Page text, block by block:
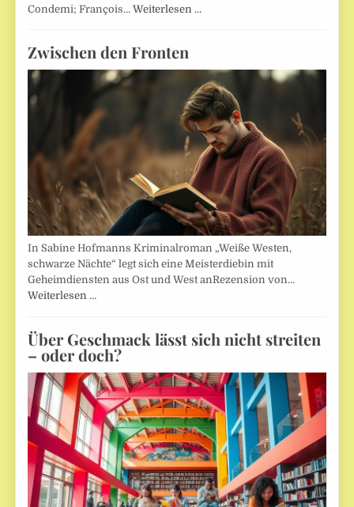
Condemi; François…Weiterlesen …
Zwischen den Fronten
In Sabine Hofmanns Kriminalroman „Weiße Westen,
schwarze Nächte“ legt sich eine Meisterdiebin mit
Geheimdiensten aus Ost und West anRezension von…
Weiterlesen …
Über Geschmack lässt sich nicht streiten
– oder doch?